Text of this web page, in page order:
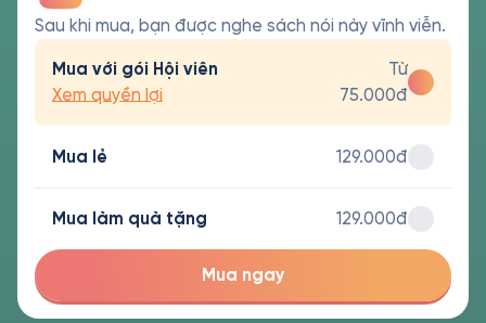
Sau khi mua, bạn được nghe sách nói này vĩnh viễn.
Mua với gói Hội viên
Xem quyền lợi
Từ
75.000đ
Mua lẻ 129.000đ
Mua làm quà tặng 129.000đ
Mua ngay